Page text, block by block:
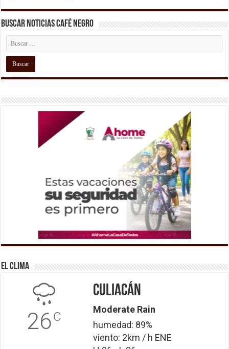
Buscar Noticias Café Negro
El Clima
26C
Culiacán
Moderate Rain
humedad: 89%
viento: 2km / h ENE